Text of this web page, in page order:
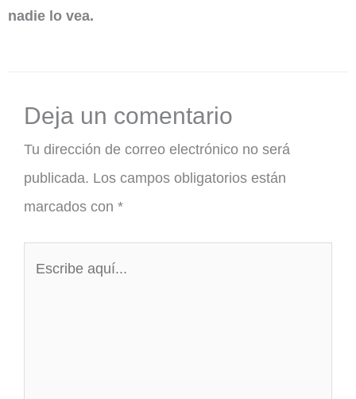
nadie lo vea.
Deja un comentario
Tu dirección de correo electrónico no será
publicada. Los campos obligatorios están
marcados con *